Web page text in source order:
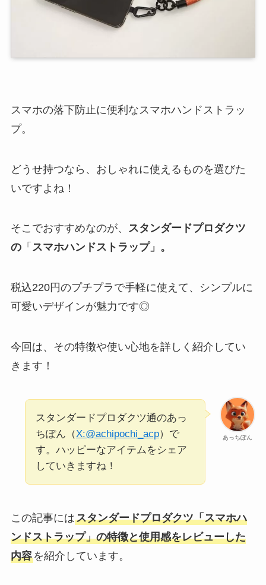
スマホの落下防止に便利なスマホハンドストラッ
プ。
どうせ持つなら、おしゃれに使えるものを選びた
いですよね！
そこでおすすめなのが、 スタンダードプロダクツ
の「 スマホハンドストラップ」。
税込220円のプチプラで手軽に使えて、シンプルに
可愛いデザインが魅力です◎
今回は、その特徴や使い心地を詳しく紹介してい
きます！
あっちぽん
スタンダードプロダクツ通のあっ
ちぽん（X:@achipochi_acp）で
す。ハッピーなアイテムをシェア
していきますね！
この記事にはスタンダードプロダクツ「スマホハ
ンドストラップ」の特徴と使用感をレビューした
内容を紹介しています。